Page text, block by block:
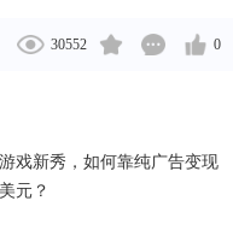
、平台、经验，与合作伙伴
才发展前景，为更多人提供
满挑战与未知的世界让我
的命运，因此微软积极倡
30552 0
戏新秀，如何靠纯广告变现
元？